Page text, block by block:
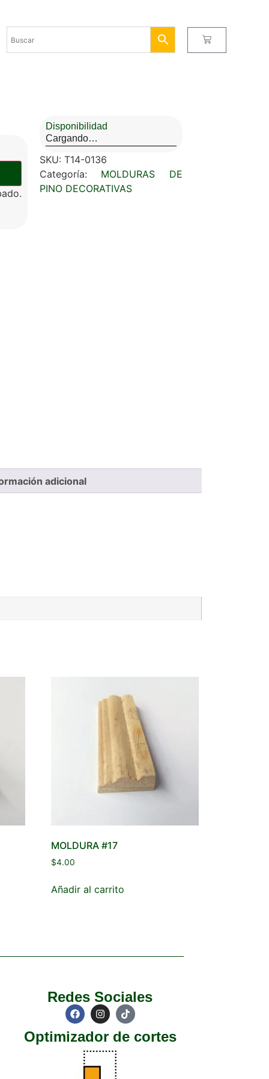
Disponibilidad
Cargando…
SKU: T14-0136
Categoría: MOLDURAS DE
PINO DECORATIVAS
adicional
MOLDURA #17
$4.00
Añadir al carrito
Redes Sociales
Optimizador de cortes